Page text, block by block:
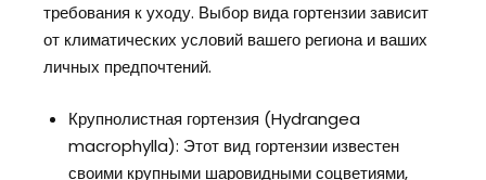
требования к уходу. Выбор вида гортензии зависит
от климатических условий вашего региона и ваших
личных предпочтений.
Крупнолистная гортензия (Hydrangea
macrophylla): Этот вид гортензии известен
своими крупными шаровидными соцветиями,